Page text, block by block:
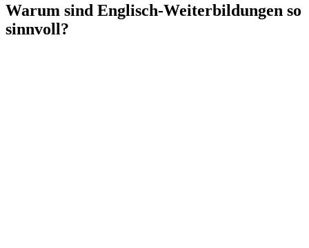
Warum sind Englisch-Weiterbildungen so
sinnvoll?